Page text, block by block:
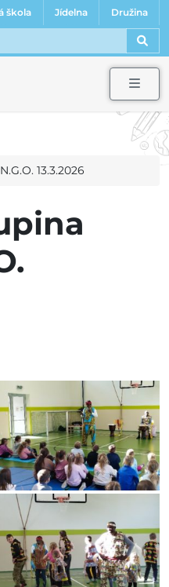
škola Jídelna Družina
13.3.2026